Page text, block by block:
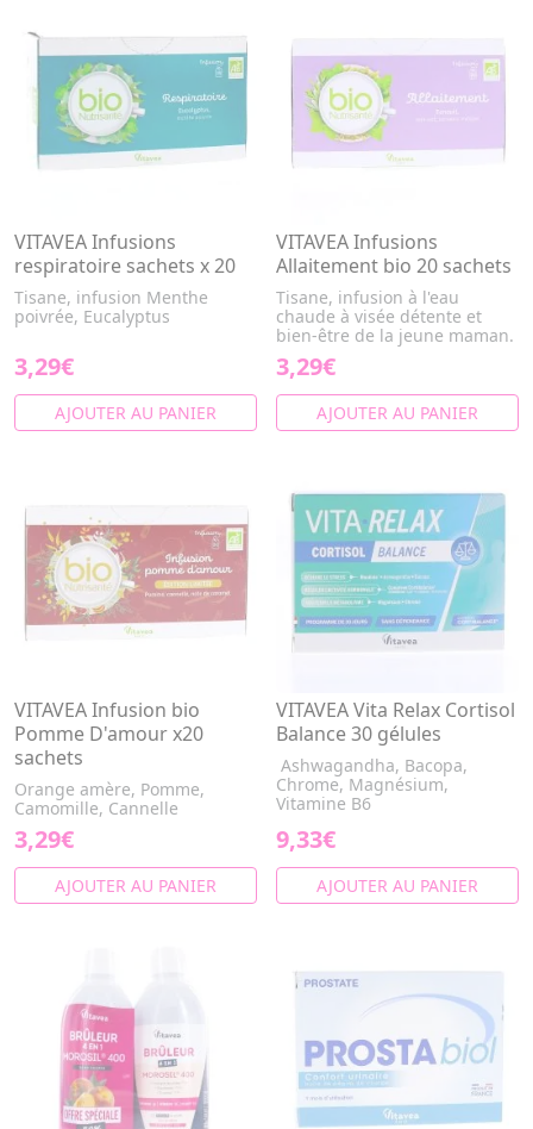
VITAVEA Infusions
respiratoire sachets x 20
Tisane, infusion Menthe
poivrée, Eucalyptus
3,29€
AJOUTER AU PANIER
VITAVEA Infusions
Allaitement bio 20 sachets
Tisane, infusion à l'eau
chaude à visée détente et
bien-être de la jeune maman.
3,29€
AJOUTER AU PANIER
VITAVEA Infusion bio
Pomme D'amour x20
sachets
Orange amère, Pomme,
Camomille, Cannelle
3,29€
AJOUTER AU PANIER
VITAVEA Vita Relax Cortisol
Balance 30 gélules
Ashwagandha, Bacopa,
Chrome, Magnésium,
Vitamine B6
9,33€
AJOUTER AU PANIER